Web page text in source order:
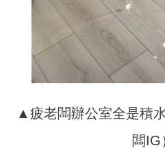
▲疲老闆辦公室全是積
闆IG